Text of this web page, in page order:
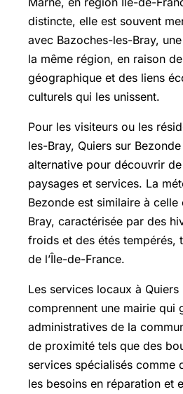
distincte, elle est souvent
avec Bazoches-les-Bray,
la même région, en raison
géographique et des liens
culturels qui les unissent.
Pour les visiteurs ou les
les-Bray, Quiers sur
alternative pour découvrir
paysages et services. La
Bezonde est similaire à
Bray, caractérisée par des
froids et des étés tempérés,
de l’Île-de-France.
Les services locaux à Quiers
comprennent une mairie qui
administratives de la
de proximité tels que des
services spécialisés comme
les besoins en réparation et